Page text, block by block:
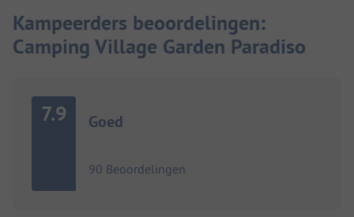
Kampeerders beoordelingen:
Camping Village Garden Paradiso
7.9 Goed
90 Beoordelingen